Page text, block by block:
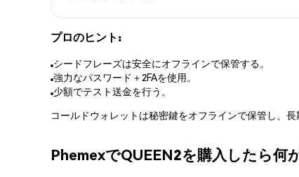
プロのヒント:
シードフレーズは安全にオフラインで保管する。
強力なパスワード＋2FAを使用。
少額でテスト送金を行う。
コールドウォレットは秘密鍵をオフラインで保管し、
PhemexでQUEEN2を購入したら何